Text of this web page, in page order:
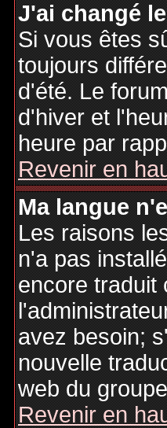
J'ai changé
Si vous êtes
toujours
d'été. Le
d'hiver et
heure par
Revenir en
Ma langue
Les raisons
n'a pas
encore traduit
avez besoin;
nouvelle
web du
Revenir en